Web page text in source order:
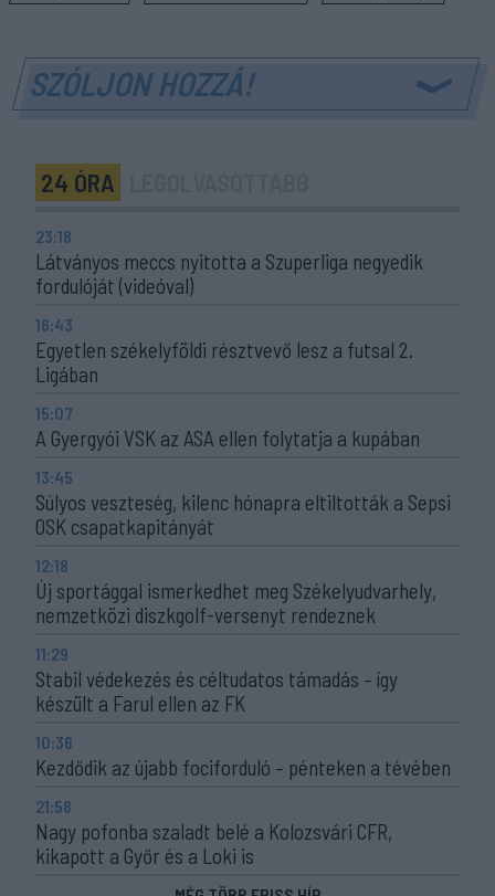
SZÓLJON HOZZÁ!
24 ÓRA
23:18
Látványos meccs nyitotta a Szuperliga negyedik
fordulóját (videóval)
16:43
Egyetlen székelyföldi résztvevő lesz a futsal 2.
Ligában
15:07
A Gyergyói VSK az ASA ellen folytatja a kupában
13:45
Súlyos veszteség, kilenc hónapra eltiltották a Sepsi
OSK csapatkapitányát
12:18
Új sportággal ismerkedhet meg Székelyudvarhely,
nemzetközi diszkgolf-versenyt rendeznek
11:29
Stabil védekezés és céltudatos támadás – így
készült a Farul ellen az FK
10:36
Kezdődik az újabb fociforduló – pénteken a tévében
21:58
Nagy pofonba szaladt belé a Kolozsvári CFR,
kikapott a Győr és a Loki is